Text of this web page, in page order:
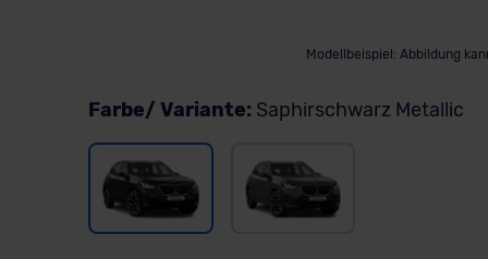
Modellbeispiel: Abbildung
Farbe/ Variante: Saphirschwarz Metallic